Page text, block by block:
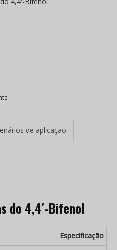
de aplicação
do 4,4′-Bifenol
Especificação